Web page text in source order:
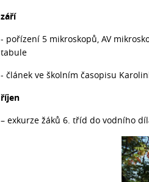
září
- pořízení 5 mikroskopů, AV
tabule
- článek ve školním časopisu
říjen
– exkurze žáků 6. tříd do vodního